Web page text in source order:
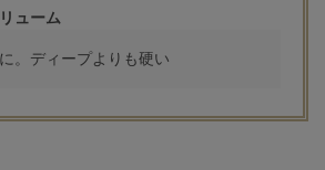
ューム
。ディープよりも硬い